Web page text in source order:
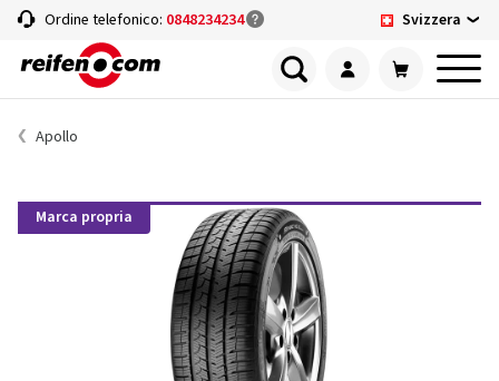
Ordine telefonico: 0848234234 Svizzera
Apollo
Marca propria